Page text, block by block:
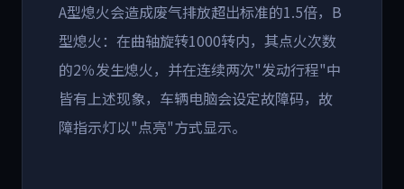
A型熄火会造成废气排放超出标准的1.5倍， B
型熄火：在曲轴旋转1000转内，其点火次数
的2％发生熄火，并在连续两次"发动行程"中
皆有上述现象，车辆电脑会设定故障码，故
障指示灯以"点亮"方式显示。